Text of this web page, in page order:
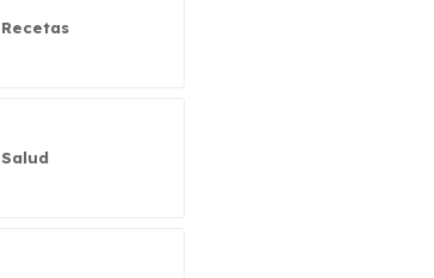
Recetas
Salud